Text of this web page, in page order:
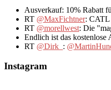
Ausverkauf: 10% Rabatt
RT @MaxFichtner: CATL
RT @morellwest: Die
Endlich ist das kostenlose
RT @Dirk_ :
Instagram